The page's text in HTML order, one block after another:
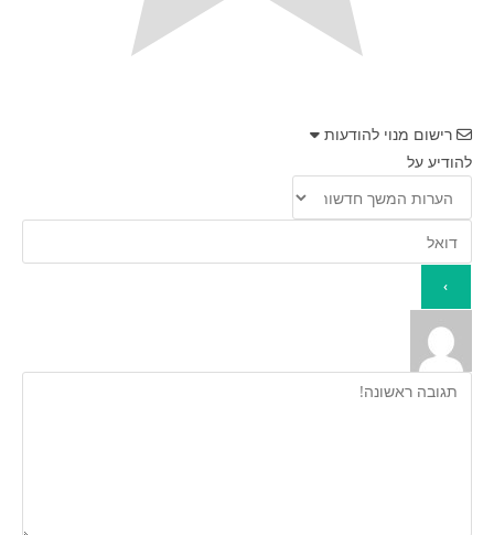
רישום מנוי להודעות
להודיע על